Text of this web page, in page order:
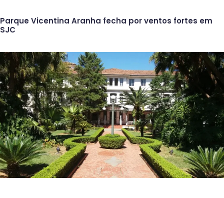
Parque Vicentina Aranha fecha por ventos fortes em
SJC